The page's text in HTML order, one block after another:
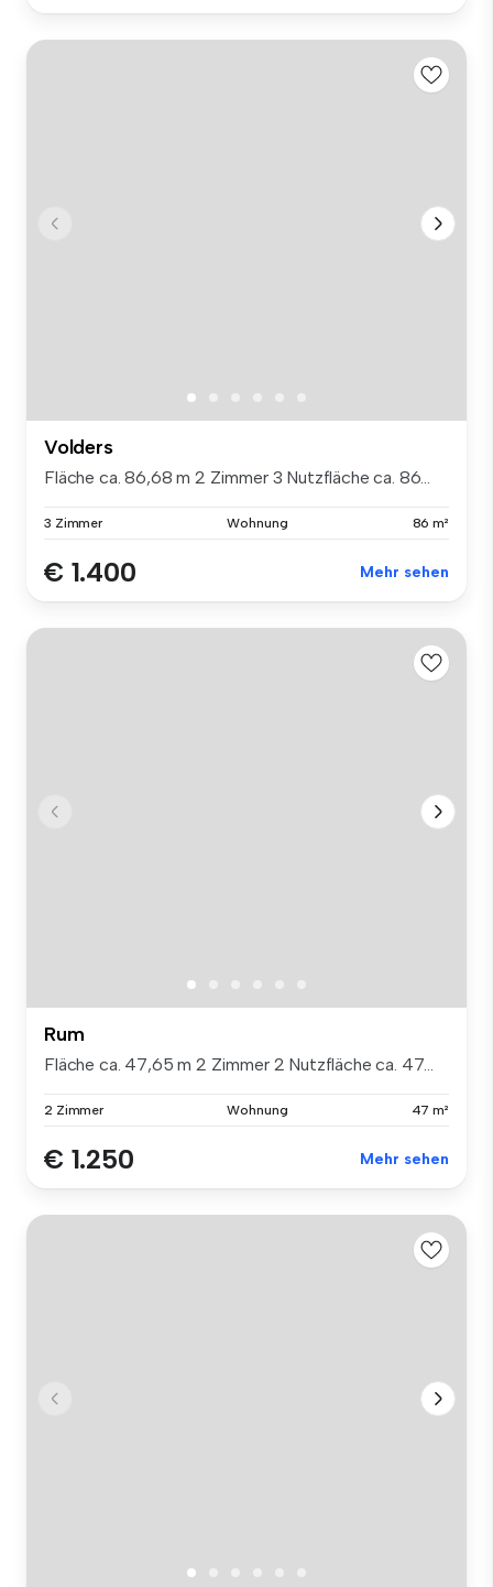
Volders
Fläche ca. 86,68 m 2 Zimmer 3 Nutzfläche ca. 86...
3 Zimmer Wohnung 86 m²
€ 1.400 Mehr sehen
Rum
Fläche ca. 47,65 m 2 Zimmer 2 Nutzfläche ca. 47...
2 Zimmer Wohnung 47 m²
€ 1.250 Mehr sehen